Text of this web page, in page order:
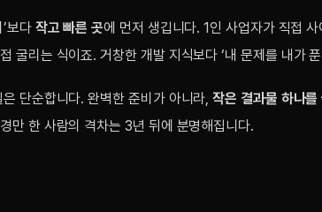
보다 작고 빠른 곳에 먼저 생깁니다. 1인 사업자가 직접
굴리는 식이죠. 거창한 개발 지식보다 ‘내 문제를 내가
단순합니다. 완벽한 준비가 아니라,작은 결과물 하나
만 한 사람의 격차는 3년 뒤에 분명해집니다.